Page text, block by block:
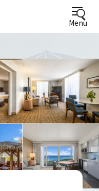
Menu